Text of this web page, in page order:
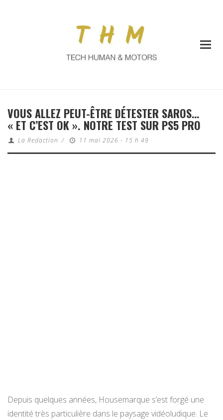
VOUS ALLEZ PEUT-ÊTRE DÉTESTER SAROS…
« ET C’EST OK ». NOTRE TEST SUR PS5 PRO
La Redaction / 11 mai 2026 - 15 h 49
Depuis quelques années, Housemarque s’est forgé une
identité très particulière dans le paysage vidéoludique. Le